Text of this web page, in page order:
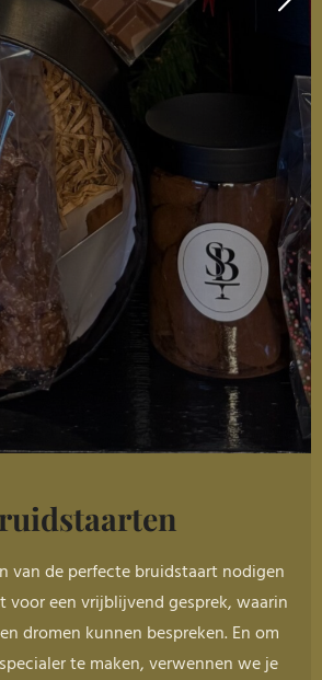
van de perfecte bruidstaart nodigen
een vrijblijvend gesprek, waarin
dromen kunnen bespreken. En om
te maken, verwennen we je